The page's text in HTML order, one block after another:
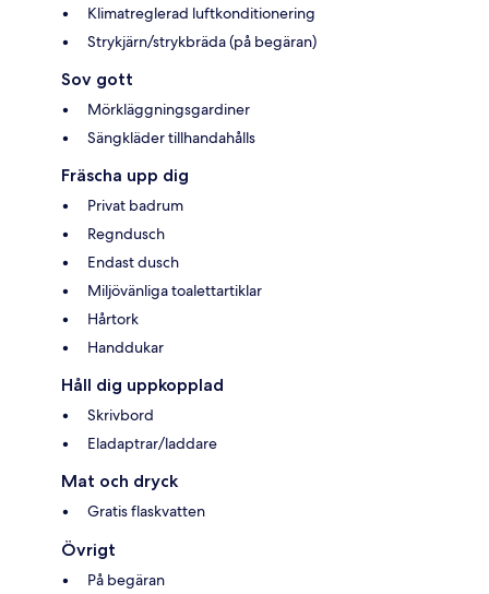
Klimatreglerad luftkonditionering
Strykjärn/strykbräda (på begäran)
Sov gott
Mörkläggningsgardiner
Sängkläder tillhandahålls
Fräscha upp dig
Privat badrum
Regndusch
Endast dusch
Miljövänliga toalettartiklar
Hårtork
Handdukar
Håll dig uppkopplad
Skrivbord
Eladaptrar/laddare
Mat och dryck
Gratis flaskvatten
Övrigt
På begäran